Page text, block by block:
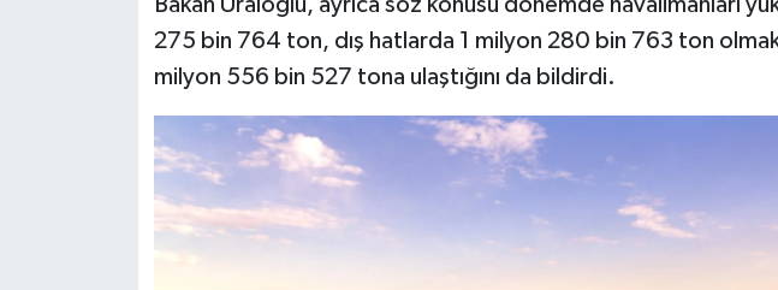
Bakan Uraloğlu, ayrıca söz konusu dönemde havalimanları
275 bin 764 ton, dış hatlarda 1 milyon 280 bin 763 ton
milyon 556 bin 527 tona ulaştığını da bildirdi.